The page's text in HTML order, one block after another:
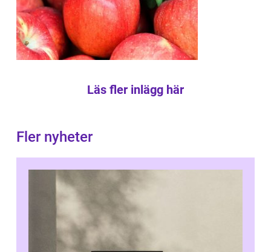
Läs fler inlägg här
Fler nyheter